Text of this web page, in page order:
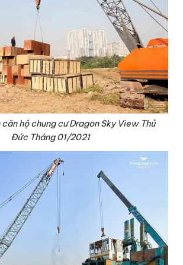
căn hộ chung cư Dragon Sky View Thủ
Đức Tháng 01/2021